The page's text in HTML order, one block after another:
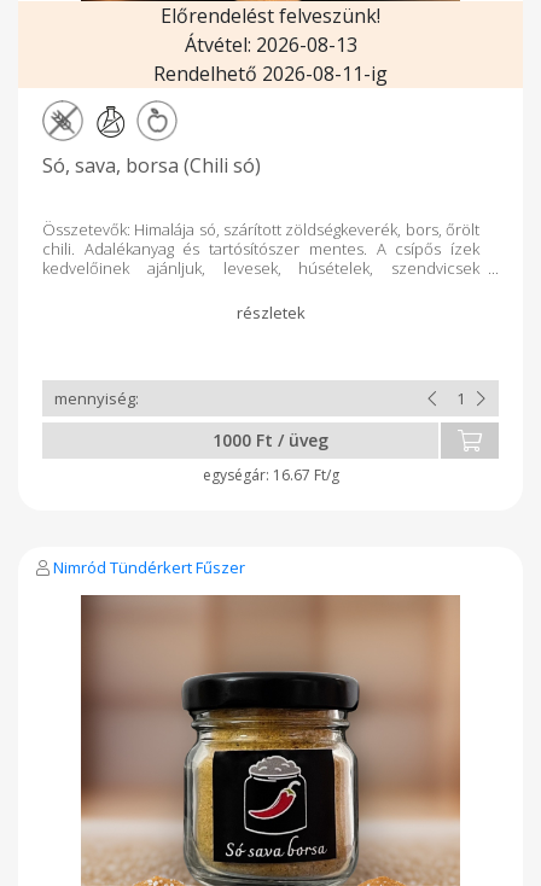
Előrendelést felveszünk!
Átvétel: 2026-08-13
Rendelhető 2026-08-11-ig
Só, sava, borsa (Chili só)
Összetevők: Himalája só, szárított zöldségkeverék, bors, őrölt
chili. Adalékanyag és tartósítószer mentes. A csípős ízek
kedvelőinek ajánljuk, levesek, húsételek, szendvicsek
1000 Ft / üveg
16.67 Ft/g
Nimród Tündérkert Fűszer